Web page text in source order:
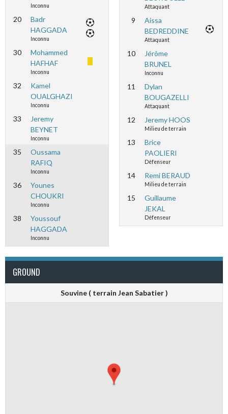
Inconnu
20
Badr
HAGGADA
Inconnu
30
Mohammed
HAFHAF
Inconnu
32
Kamel
OUALGHAZI
Inconnu
33
Jeremy
BEYNET
Inconnu
35
Oussama
RAFIQ
Inconnu
36
Younes
CHOUKRI
Inconnu
38
Youssouf
HAGGADA
Inconnu
Attaquant
9
Aissa
BEDREDDINE
Attaquant
10
Jérôme
BRUNEL
Inconnu
11
Dylan
BOUGAZELLI
Attaquant
12 Jeremy HOOS
Milieu de terrain
13
Brice
PAOLIERI
Défenseur
14 Remi BERAUD
Milieu de terrain
15
Guillaume
JEKAL
Défenseur
GROUND
Souvine ( terrain Jean Sabatier )